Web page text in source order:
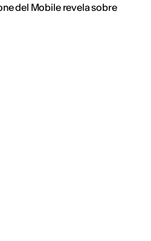
del Mobile revela sobre